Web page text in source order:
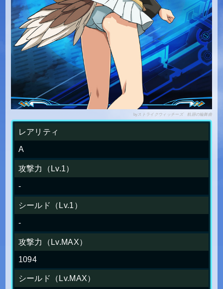
byストライクウィッチーズ 軌跡の輪舞曲
レアリティ
A
攻撃力（Lv.1）
-
シールド（Lv.1）
-
攻撃力（Lv.MAX）
1094
シールド（Lv.MAX）